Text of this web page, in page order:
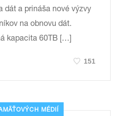
dát a prináša nové výzvy
na obnovu dát.
kapacita 60TB […]
151
MÉDIÍ